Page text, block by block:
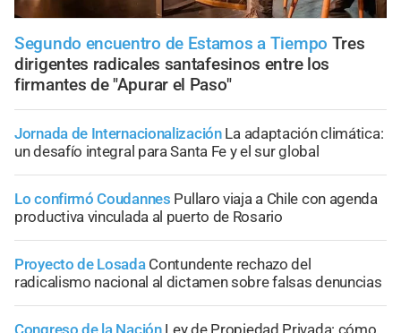
Segundo encuentro de Estamos a Tiempo Tres
dirigentes radicales santafesinos entre los
firmantes de "Apurar el Paso"
Jornada de Internacionalización La adaptación climática:
un desafío integral para Santa Fe y el sur global
Lo confirmó Coudannes Pullaro viaja a Chile con agenda
productiva vinculada al puerto de Rosario
Proyecto de Losada Contundente rechazo del
radicalismo nacional al dictamen sobre falsas denuncias